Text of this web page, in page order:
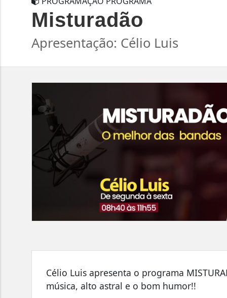
Misturadão
Apresentação: Célio Luis
Célio Luis apresenta o programa
música, alto astral e o bom humor!!